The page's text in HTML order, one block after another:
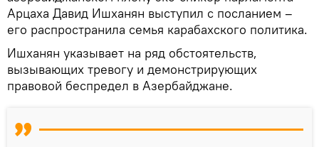
Арцаха Давид Ишханян выступил с посланием –
его распространила семья карабахского политика.
Ишханян указывает на ряд обстоятельств,
вызывающих тревогу и демонстрирующих
правовой беспредел в Азербайджане.